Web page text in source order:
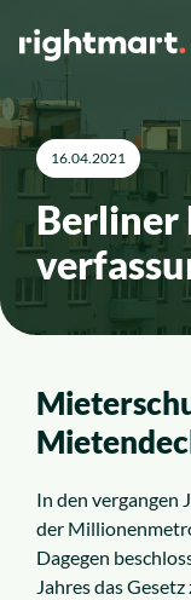
Top-
Arbeitsrecht
Ausländerrecht
Sozialrecht
Insolvenzrecht
Alle
Berliner
16.04.2021
In den vergangen
der
Dagegen
Jahres das